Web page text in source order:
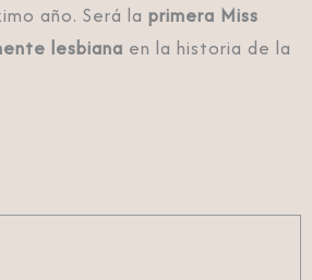
año. Será la primera Miss
lesbiana en la historia de la